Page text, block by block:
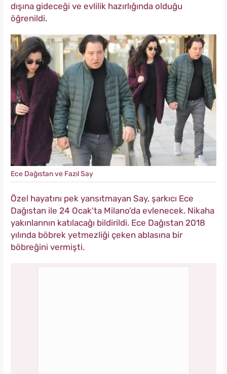
dışına gideceği ve evlilik hazırlığında olduğu
öğrenildi.
Ece Dağıstan ve Fazıl Say
Özel hayatını pek yansıtmayan Say, şarkıcı Ece
Dağıstan ile 24 Ocak'ta Milano'da evlenecek. Nikaha
yakınlarının katılacağı bildirildi. Ece Dağıstan 2018
yılında böbrek yetmezliği çeken ablasına bir
böbreğini vermişti.